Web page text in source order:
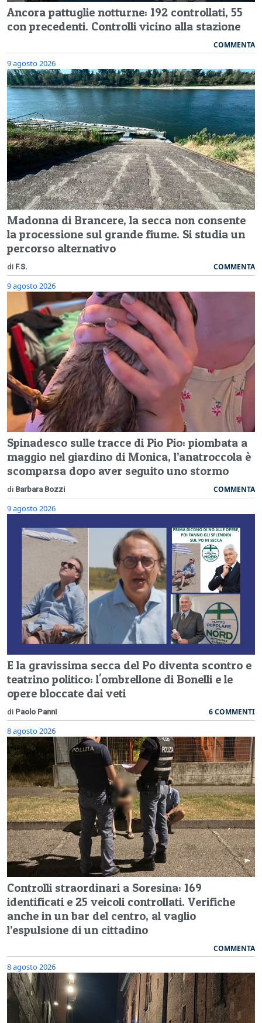
Ancora pattuglie notturne: 192 controllati, 55
con precedenti. Controlli vicino alla stazione
COMMENTA
9 agosto 2026
Madonna di Brancere, la secca non consente
la processione sul grande fiume. Si studia un
percorso alternativo
di F.S. COMMENTA
9 agosto 2026
Spinadesco sulle tracce di Pio Pio: piombata a
maggio nel giardino di Monica, l’anatroccola è
scomparsa dopo aver seguito uno stormo
di Barbara Bozzi COMMENTA
9 agosto 2026
E la gravissima secca del Po diventa scontro e
teatrino politico: l'ombrellone di Bonelli e le
opere bloccate dai veti
di Paolo Panni 6 COMMENTI
8 agosto 2026
Controlli straordinari a Soresina: 169
identificati e 25 veicoli controllati. Verifiche
anche in un bar del centro, al vaglio
l’espulsione di un cittadino
COMMENTA
8 agosto 2026